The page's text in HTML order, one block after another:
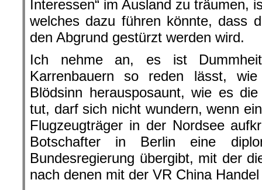
Interessen“ im Ausland zu träumen,
welches dazu führen könnte, dass
den Abgrund gestürzt werden wird.
Ich nehme an, es ist
Karrenbauern so reden lässt,
Blödsinn herausposaunt, wie es die
tut, darf sich nicht wundern, wenn
Flugzeugträger in der Nordsee
Botschafter in Berlin eine
Bundesregierung übergibt, mit der
nach denen mit der VR China